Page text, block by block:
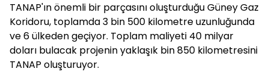
TANAP'ın önemli bir parçasını oluşturduğu Güney Gaz
Koridoru, toplamda 3 bin 500 kilometre uzunluğunda
ve 6 ülkeden geçiyor. Toplam maliyeti 40 milyar
doları bulacak projenin yaklaşık bin 850 kilometresini
TANAP oluşturuyor.